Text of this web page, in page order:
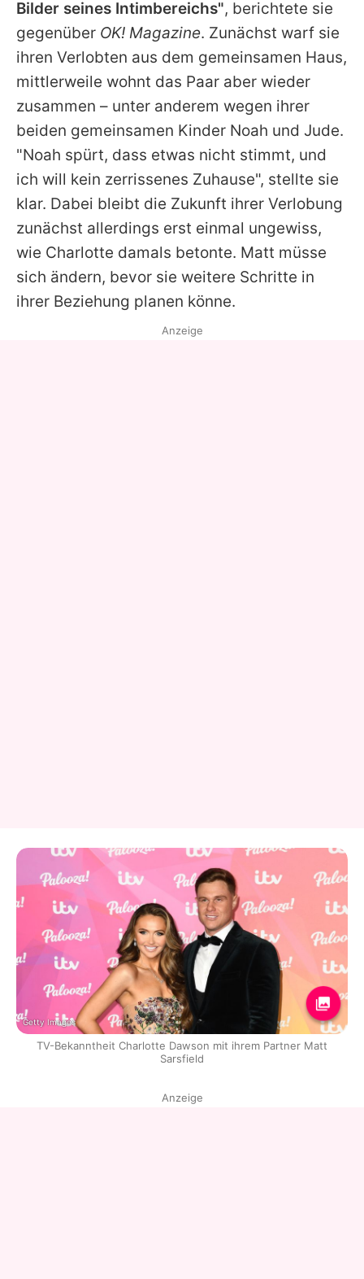
Bilder seines Intimbereichs", berichtete sie
gegenüber OK! Magazine. Zunächst warf sie
ihren Verlobten aus dem gemeinsamen Haus,
mittlerweile wohnt das Paar aber wieder
zusammen – unter anderem wegen ihrer
beiden gemeinsamen Kinder Noah und Jude.
"Noah spürt, dass etwas nicht stimmt, und
ich will kein zerrissenes Zuhause", stellte sie
klar. Dabei bleibt die Zukunft ihrer Verlobung
zunächst allerdings erst einmal ungewiss,
wie Charlotte damals betonte. Matt müsse
sich ändern, bevor sie weitere Schritte in
ihrer Beziehung planen könne.
Anzeige
Getty Images
TV-Bekanntheit Charlotte Dawson mit ihrem Partner Matt
Sarsfield
Anzeige